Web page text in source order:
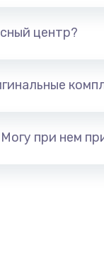
центр?
при нем